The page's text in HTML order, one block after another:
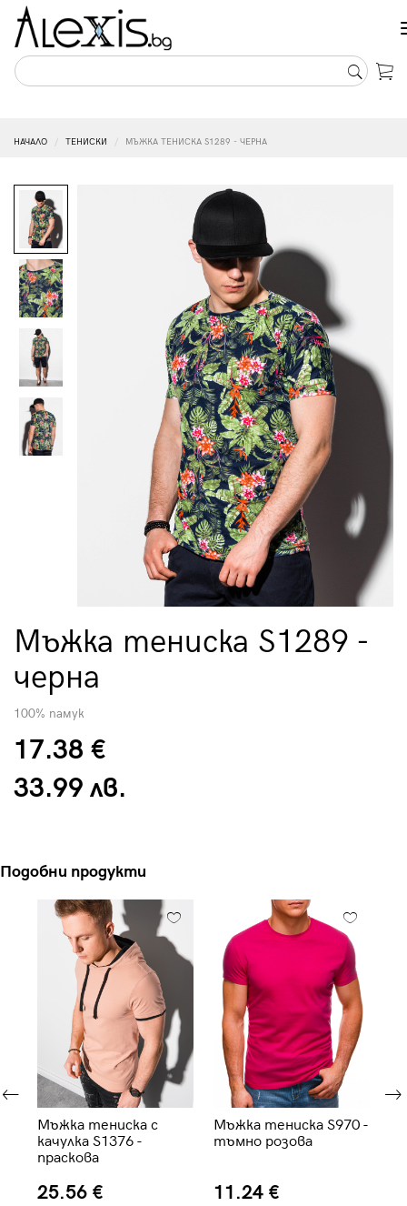
НАЧАЛО ТЕНИСКИ МЪЖКА ТЕНИСКА S1289 - ЧЕРНA
Мъжка тениска S1289 -
чернa
100% памук
17.38 €
33.99 лв.
Подобни продукти
Мъжка тениска с
качулка S1376 -
праскова
25.56 €
Мъжка тениска S970 -
тъмно розова
11.24 €